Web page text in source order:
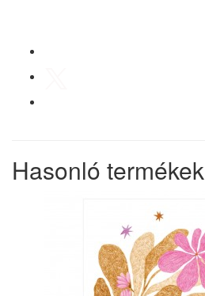
Hasonló termékek